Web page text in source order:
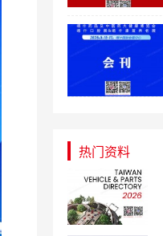
热门资料